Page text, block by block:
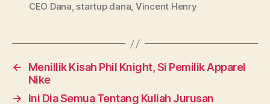
CEO Dana, startup dana, Vincent Henry
←
Menillik Kisah Phil Knight, Si Pemilik Apparel
Nike
→
Ini Dia Semua Tentang Kuliah Jurusan